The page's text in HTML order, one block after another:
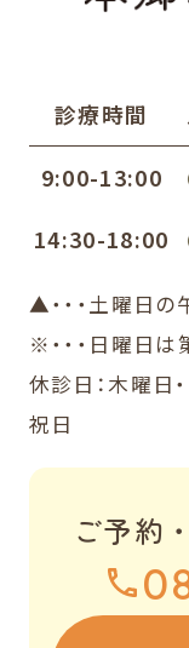
診療時間
9:00-13:00
14:30-18:00
▲・・・土曜日
※・・・日曜日
休診日：木曜日
祝日
ご予約